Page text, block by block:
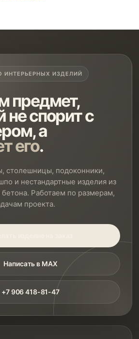
ИНТЕРЬЕРНЫХ ИЗДЕЛИЙ
предмет,
не спорит с
а
его.
столешницы, подоконники,
и нестандартные изделия из
Работаем по размерам,
проекта.
Написать в MAX
+7 906 418-81-47